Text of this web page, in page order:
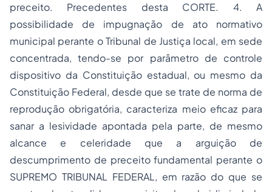
preceito. Precedentes desta CORTE. 4. A
possibilidade de impugnação de ato normativo
municipal perante o Tribunal de Justiça local, em sede
concentrada, tendo-se por parâmetro de controle
dispositivo da Constituição estadual, ou mesmo da
Constituição Federal, desde que se trate de norma de
reprodução obrigatória, caracteriza meio eficaz para
sanar a lesividade apontada pela parte, de mesmo
alcance e celeridade que a arguição de
descumprimento de preceito fundamental perante o
SUPREMO TRIBUNAL FEDERAL, em razão do que se